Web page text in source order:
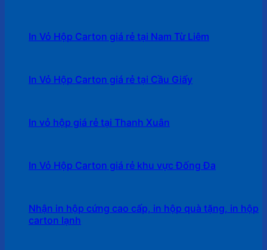
In Vỏ Hộp Carton giá rẻ tại Nam Từ Liêm
In Vỏ Hộp Carton giá rẻ tại Cầu Giấy
In vỏ hộp giá rẻ tại Thanh Xuân
In Vỏ Hộp Carton giá rẻ khu vực Đống Đa
Nhận in hộp cứng cao cấp, in hộp quà tặng, in hộp
carton lạnh